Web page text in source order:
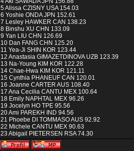
5 Alissa CZISNY USA 154.03
6 Yoshie ONDA JPN 152.61
7 Lesley HAWKER CAN 138.23
8 Binshu XU CHN 133.09
9 Yan LIU CHN 126.69
10 Dan FANG CHN 125.20
11 Yea-Ji SHIN KOR 123.44
12 Anastasia GIMAZETDINOVA UZB 123.39
13 Na-Young KIM KOR 122.28
14 Chae-Hwa KIM KOR 121.11
15 Cynthia PHANEUF CAN 120.01
16 Joanne CARTER AUS 108.40
17 Ana Cecilia CANTU MEX 100.64
18 Emily NAPHTAL MEX 96.26
19 Jocelyn HO TPE 95.56
20 Ami PAREKH IND 94.56
21 Phoebe DI TOMMASO AUS 92.92
22 Michele CANTU MEX 90.63
23 Abigail PIETERSEN RSA 74.30